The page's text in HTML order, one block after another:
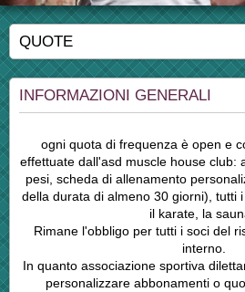
QUOTE
INFORMAZIONI GENERALI
ogni quota di frequenza è open e
effettuate dall'asd muscle house club:
pesi, scheda di allenamento
della durata di almeno 30 giorni), tutti
il karate, la
Rimane l'obbligo per tutti i soci del
interno.
In quanto associazione sportiva
personalizzare abbonamenti o